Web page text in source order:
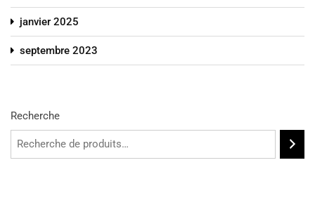
janvier 2025
septembre 2023
Recherche